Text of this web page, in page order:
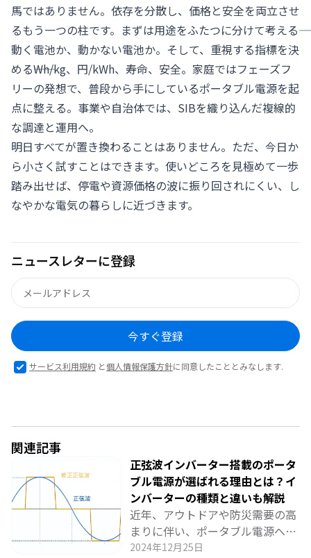
馬ではありません。依存を分散し、価格と安全を両立させ
るもう一つの柱です。まずは用途をふたつに分けて考える――
動く電池か、動かない電池か。そして、重視する指標を決
める――Wh/kg、円/kWh、寿命、安全。家庭ではフェーズフ
リーの発想で、普段から手にしているポータブル電源を起
点に整える。事業や自治体では、SIBを織り込んだ複線的
な調達と運用へ。
明日すべてが置き換わることはありません。ただ、今日か
ら小さく試すことはできます。使いどころを見極めて一歩
踏み出せば、停電や資源価格の波に振り回されにくい、し
なやかな電気の暮らしに近づきます。
ニュースレターに登録
今すぐ登録
サービス利用規約 と個人情報保護方針に同意したこととみなします.
関連記事
正弦波インバーター搭載のポータ
ブル電源が選ばれる理由とは？イ
ンバーターの種類と違いも解説
近年、アウトドアや防災需要の高
まりに伴い、ポータブル電源への
注目が急速に高まっています。特
2024年12月25日